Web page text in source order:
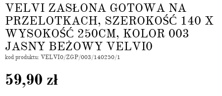
VELVI ZASŁONA GOTOWA NA
PRZELOTKACH, SZEROKOŚĆ 140 X
WYSOKOŚĆ 250CM, KOLOR 003
JASNY BEŻOWY VELVI0
kod produktu: VELVI0/ZGP/003/140250/1
59,90 zł